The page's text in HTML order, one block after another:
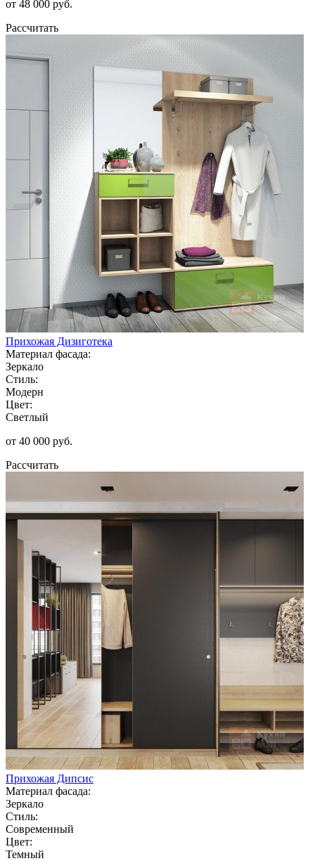
от 48 000 руб.
Рассчитать
Прихожая Дизиготека
Материал фасада:
Зеркало
Стиль:
Модерн
Цвет:
Светлый
от 40 000 руб.
Рассчитать
Прихожая Дипсис
Материал фасада:
Зеркало
Стиль:
Современный
Цвет:
Темный